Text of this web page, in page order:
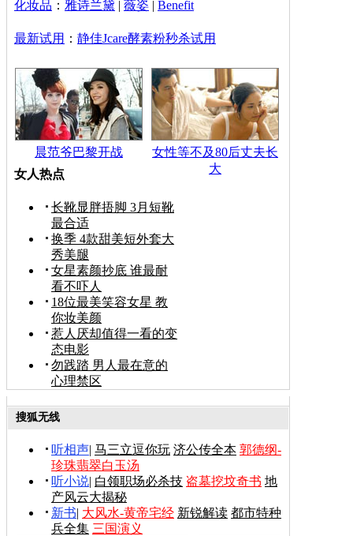
化妆品 ： 雅诗兰黛 | 薇姿 | Benefit
最新试用 ： 静佳Jcare酵素粉秒杀试用
晨范爷巴黎开战
女性等不及80后丈夫长
大
女人热点
长靴显胖捂脚 3月短靴
最合适
换季 4款甜美短外套大
秀美腿
女星素颜抄底 谁最耐
看不吓人
18位最美笑容女星 教
你妆美颜
惹人厌却值得一看的变
态电影
勿践踏 男人最在意的
心理禁区
搜狐无线
听相声| 马三立逗你玩 济公传全本 郭德纲-
珍珠翡翠白玉汤
听小说| 白领职场必杀技 盗墓挖坟奇书 地
产风云大揭秘
新书| 大风水-黄帝宅经 新锐解读 都市特种
兵全集 三国演义